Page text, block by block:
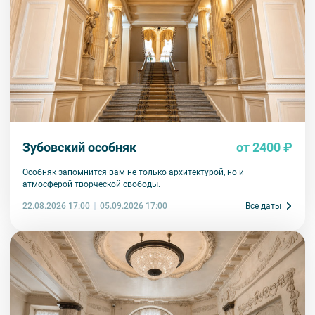
недоступны по решению руководства объекта.
Зубовский особняк от 2400 ₽
Особняк запомнится вам не только архитектурой, но и
атмосферой творческой свободы.
22.08.2026 17:00 05.09.2026 17:00 Все даты